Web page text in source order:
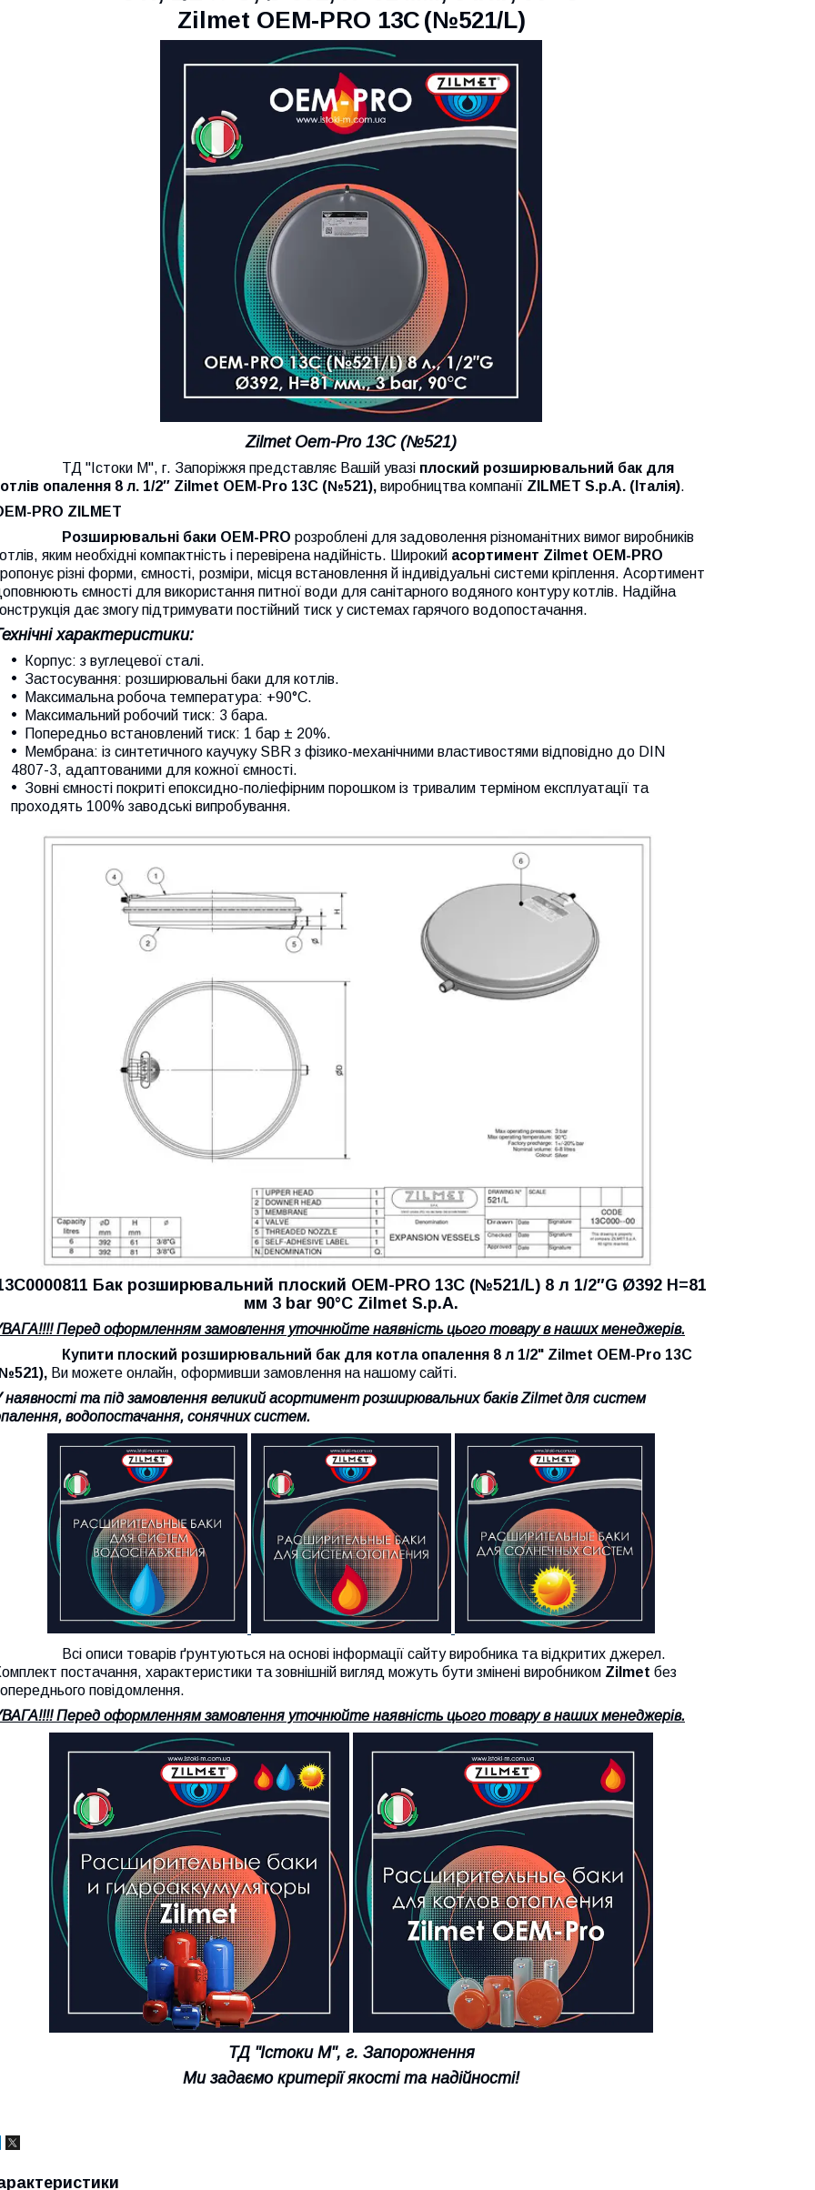
Zilmet OEM-PRO 13C (№521/L)
Zilmet Oem-Pro 13C (№521)
"Істоки М", г. Запоріжжя представляє Вашій увазі плоский розширювальний бак для
опалення 8 л. 1/2″ Zilmet OEM-Pro 13C (№521), виробництва компанії ZILMET S.p.A. (Італія).
PRO ZILMET
Розширювальні баки OEM-PRO розроблені для задоволення різноманітних вимог виробників
яким необхідні компактність і перевірена надійність. Широкий асортимент Zilmet OEM-PRO
різні форми, ємності, розміри, місця встановлення й індивідуальні системи кріплення. Асортимент
ємності для використання питної води для санітарного водяного контуру котлів. Надійна
дає змогу підтримувати постійний тиск у системах гарячого водопостачання.
характеристики:
Корпус: з вуглецевої сталі.
Застосування: розширювальні баки для котлів.
Максимальна робоча температура: +90°С.
Максимальний робочий тиск: 3 бара.
Попередньо встановлений тиск: 1 бар ± 20%.
Мембрана: із синтетичного каучуку SBR з фізико-механічними властивостями відповідно до DIN
4807-3, адаптованими для кожної ємності.
Зовні ємності покриті епоксидно-поліефірним порошком із тривалим терміном експлуатації та
проходять 100% заводські випробування.
Бак розширювальний плоский OEM-PRO 13C (№521/L) 8 л 1/2″G Ø392 H=81
мм 3 bar 90°C Zilmet S.p.A.
Перед оформленням замовлення уточнюйте наявність цього товару в наших менеджерів.
плоский розширювальний бак для котла опалення 8 л 1/2" Zilmet OEM-Pro 13C
Ви можете онлайн, оформивши замовлення на нашому сайті.
наявності та під замовлення великий асортимент розширювальних баківZilmetдля систем
водопостачання, сонячних систем.
описи товарів ґрунтуються на основі інформації сайту виробника та відкритих джерел.
постачання, характеристики та зовнішній вигляд можуть бути змінені виробником Zilmet без
повідомлення.
Перед оформленням замовлення уточнюйте наявність цього товару в наших менеджерів.
ТД "Істоки М", г. Запорожнення
Ми задаємо критерії якості та надійності!